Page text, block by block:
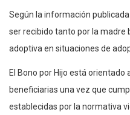
Según la información
ser recibido tanto por la madre
adoptiva en situaciones de
El Bono por Hijo está
beneficiarias una vez que
establecidas por la normativa